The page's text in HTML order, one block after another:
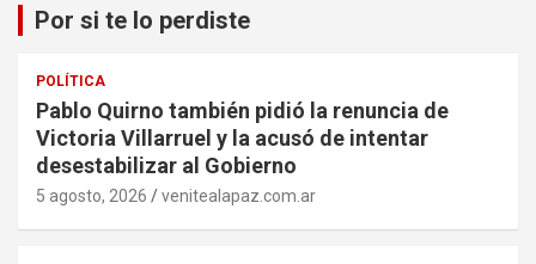
Por si te lo perdiste
POLÍTICA
Pablo Quirno también pidió la renuncia de
Victoria Villarruel y la acusó de intentar
desestabilizar al Gobierno
5 agosto, 2026 venitealapaz.com.ar